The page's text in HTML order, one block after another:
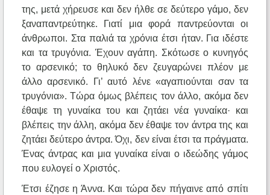
της, μετά χήρευσε και δεν ήλθε σε δεύτερο γάμο, δεν
ξαναπαντρεύτηκε. Γιατί μια φορά παντρεύονται οι
άνθρωποι. Στα παλιά τα χρόνια έτσι ήταν. Για ιδέστε
και τα τρυγόνια. Έχουν αγάπη. Σκότωσε ο κυνηγός
το αρσενικό; το θηλυκό δεν ζευγαρώνει πλέον με
άλλο αρσενικό. Γι’ αυτό λένε «αγαπιούνται σαν τα
τρυγόνια». Τώρα όμως βλέπεις τον άλλο, ακόμα δεν
έθαψε τη γυναίκα του και ζητάει νέα γυναίκα· και
βλέπεις την άλλη, ακόμα δεν έθαψε τον άντρα της και
ζητάει δεύτερο άντρα. Όχι, δεν είναι έτσι τα πράγματα.
Ένας άντρας και μια γυναίκα είναι ο ιδεώδης γάμος
που ευλογεί ο Χριστός.
Έτσι έζησε η Άννα. Και τώρα δεν πήγαινε από σπίτι